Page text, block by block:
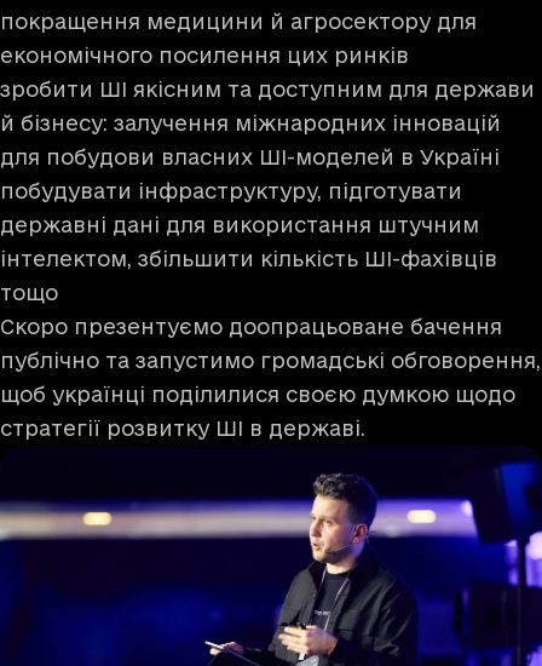
покращення медицини й агросектору для
економічного посилення цих ринків
зробити ШІ якісним та доступним для держави
й бізнесу: залучення міжнародних інновацій
для побудови власних ШІ-моделей в Україні
побудувати інфраструктуру, підготувати
державні дані для використання штучним
інтелектом, збільшити кількість ШІ-фахівців
тощо
Скоро презентуємо доопрацьоване бачення
публічно та запустимо громадські обговорення,
щоб українці поділилися своєю думкою щодо
стратегії розвитку ШІ в державі.